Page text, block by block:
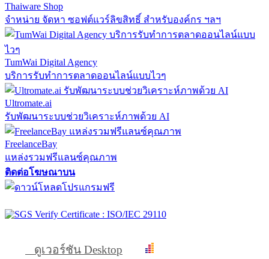
Thaiware Shop
จำหน่าย จัดหา ซอฟต์แวร์ลิขสิทธิ์ สำหรับองค์กร ฯลฯ
TumWai Digital Agency
บริการรับทำการตลาดออนไลน์แบบไวๆ
Ultromate.ai
รับพัฒนาระบบช่วยวิเคราะห์ภาพด้วย AI
FreelanceBay
แหล่งรวมฟรีแลนซ์คุณภาพ
ติดต่อโฆษณาบน
ดูเวอร์ชัน Desktop